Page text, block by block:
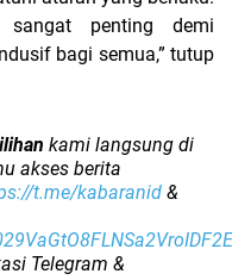
sangat penting demi
bagi semua,” tutup
kami langsung di
akses berita
t.me/kabaranid &
Telegram &